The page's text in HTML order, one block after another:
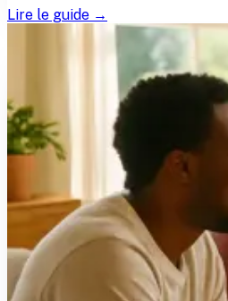
Lire le guide →